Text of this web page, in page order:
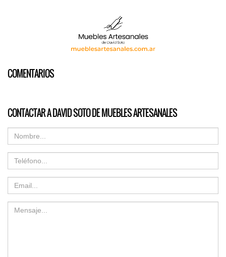
COMENTARIOS
CONTACTAR A DAVID SOTO DE MUEBLES ARTESANALES